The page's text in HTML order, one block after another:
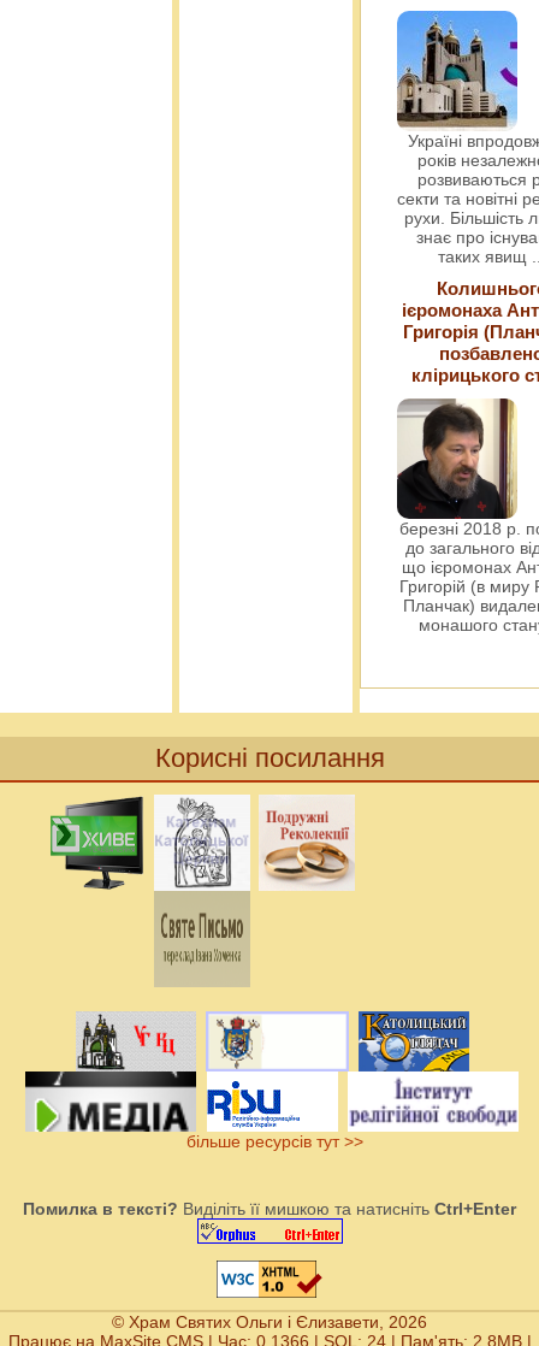
Україні
років
розвиваються
секти та новітні
рухи. Більшість
знає про
таких явищ
ієромонаха
Григорія
клірицького
березні 2018 р.
до загального
що ієромонах
Григорій (в миру
Планчак)
монашого
Корисні посилання
більше ресурсів тут >>
Помилка в тексті? Виділіть її мишкою та натисніть Ctrl+Enter
© Храм Святих Ольги і Єлизавети, 2026
Працює на MaxSite CMS| Час: 0.1366 | SQL: 24 | Пам'ять: 2.8MB|